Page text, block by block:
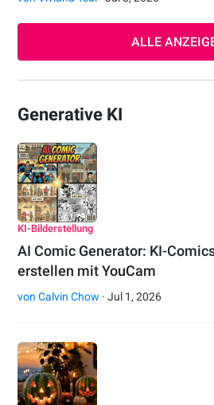
ALLE
Generative KI
KI-Bilderstellung
AI Comic Generator: KI-
erstellen mit YouCam
vonCalvin Chow · Jul 1, 2026